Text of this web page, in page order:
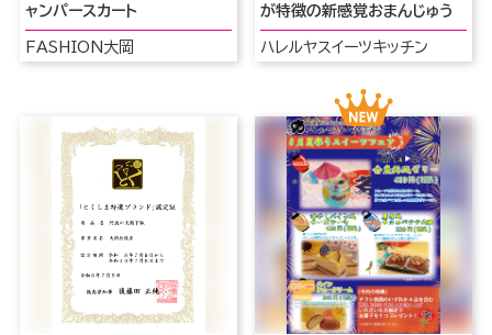
ャンパースカート
FASHION大岡
が特徴の新感覚おまんじゅう
ハレルヤスイーツキッチン